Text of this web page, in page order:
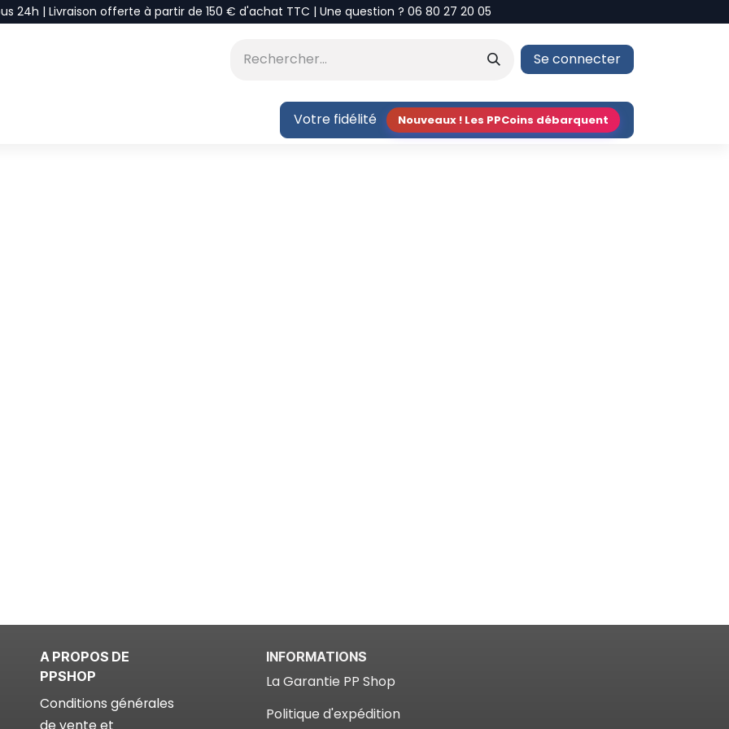
24h | Livraison offerte à partir de 150 € d'achat TTC | Une question ? 06 80 27 20 05
Se connecter
Votre fidélité Nouveaux ! Les PPCoins débarquent
A PROPOS DE
PPSHOP
Conditions générales
INFORMATIONS
La Garantie PP Shop​
Politique d'expédition